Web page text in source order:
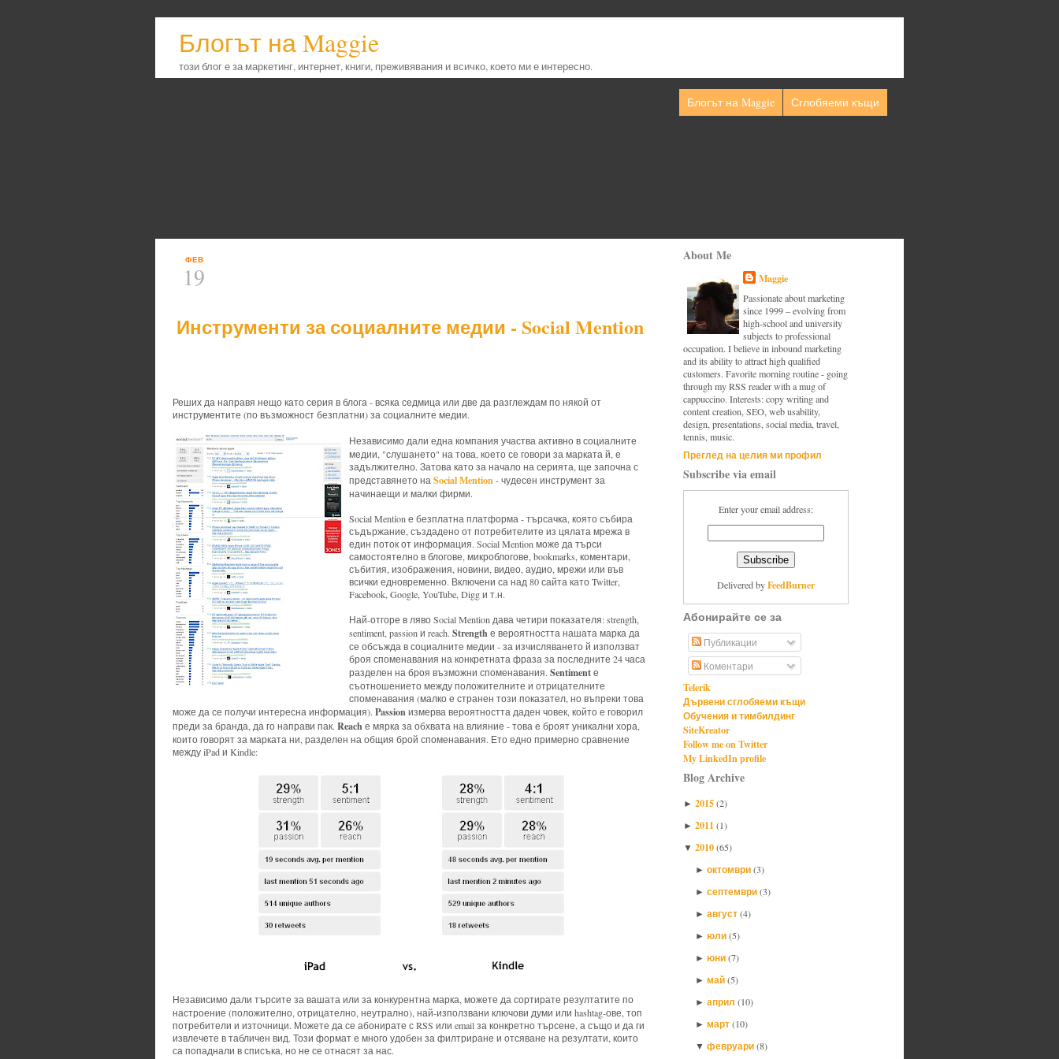
Блогът на Maggie
този блог е за маркетинг, интернет, книги, преживявания и всичко, което ми е интересно.
Блогът на Maggie Сглобяеми къщи
ФЕВ
19
Инструменти за социалните медии - Social Mention
Реших да направя нещо като серия в блога - всяка седмица или две да разглеждам по някой от
инструментите (по възможност безплатни) за социалните медии.
Независимо дали една компания участва активно в социалните
медии, "слушането" на това, което се говори за марката й, е
задължително. Затова като за начало на серията, ще започна с
представянето на Social Mention- чудесен инструмент за
начинаещи и малки фирми.
Social Mention е безплатна платформа - търсачка, която събира
съдържание, създадено от потребителите из цялата мрежа в
един поток от информация. Social Mention може да търси
самостоятелно в блогове, микроблогове, bookmarks, коментари,
събития, изображения, новини, видео, аудио, мрежи или във
всички едновременно. Включени са над 80 сайта като Twitter,
Facebook, Google, YouTube, Digg и т.н.
Най-отгоре в ляво Social Mention дава четири показателя: strength,
sentiment, passion и reach. Strengthе вероятността нашата марка да
се обсъжда в социалните медии - за изчисляването й използват
броя споменавания на конкретната фраза за последните 24 часа
разделен на броя възможни споменавания. Sentimentе
съотношението между положителните и отрицателните
споменавания (малко е странен този показател, но въпреки това
може да се получи интересна информация). Passionизмерва вероятността даден човек, който е говорил
преди за бранда, да го направи пак. Reachе мярка за обхвата на влияние - това е броят уникални хора,
които говорят за марката ни, разделен на общия брой споменавания. Ето едно примерно сравнение
между iPad и Kindle:
Независимо дали търсите за вашата или за конкурентна марка, можете да сортирате резултатите по
настроение (положително, отрицателно, неутрално), най-използвани ключови думи или hashtag-ове, топ
потребители и източници. Можете да се абонирате с RSS или email за конкретно търсене, а също и да ги
извлечете в табличен вид. Този формат е много удобен за филтриране и отсяване на резултати, които
са попаднали в списъка, но не се отнасят за нас.
About Me
Maggie
Passionate about marketing
since 1999 – evolving from
high-school and university
subjects to professional
occupation. I believe in inbound marketing
and its ability to attract high qualified
customers. Favorite morning routine - going
through my RSS reader with a mug of
cappuccino. Interests: copy writing and
content creation, SEO, web usability,
design, presentations, social media, travel,
tennis, music.
Преглед на целия ми профил
Subscribe via email
Enter your email address:
Delivered byFeedBurner
Абонирайте се за
Публикации
Коментари
Telerik
Дървени сглобяеми къщи
Обучения и тимбилдинг
SiteKreator
Follow me on Twitter
My LinkedIn profile
Blog Archive
► 2015(2)
► 2011(1)
▼ 2010(65)
► октомври(3)
► септември(3)
► август(4)
► юли(5)
► юни(7)
► май(5)
► април (10)
► март(10)
▼ февруари(8)